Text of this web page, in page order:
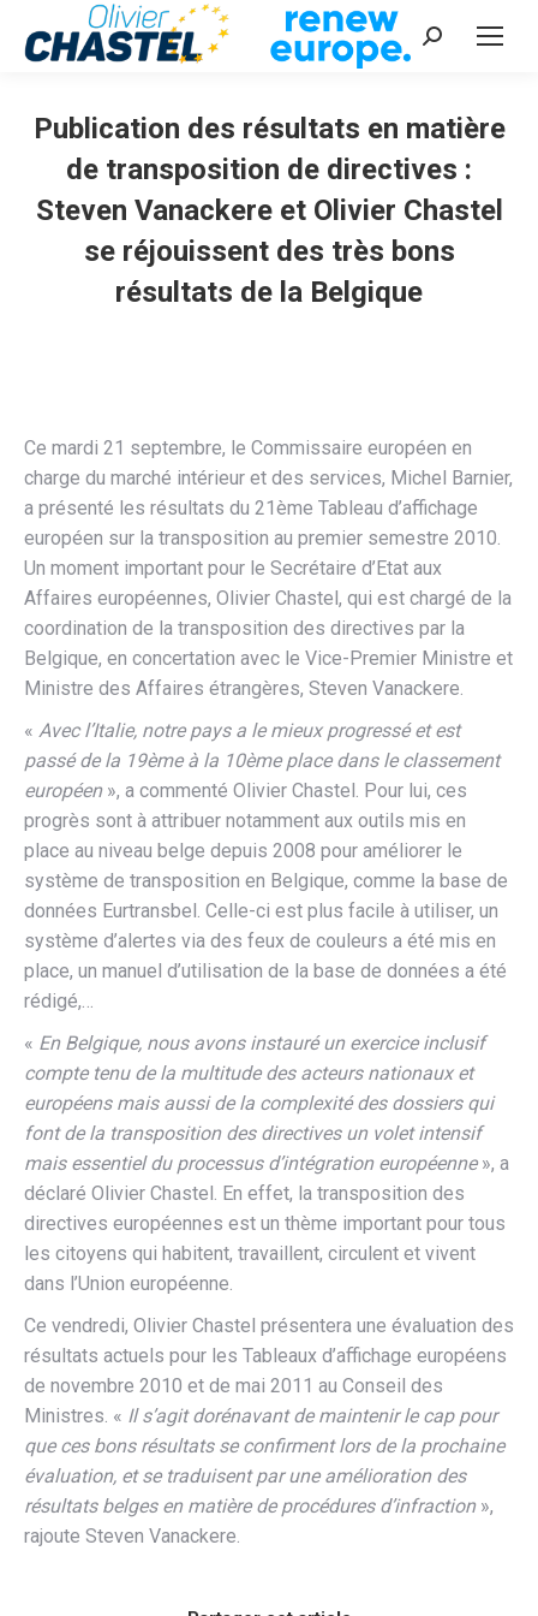
Recherche
Publication des résultats en matière
de transposition de directives :
Steven Vanackere et Olivier Chastel
se réjouissent des très bons
résultats de la Belgique
Ce mardi 21 septembre, le Commissaire européen en
charge du marché intérieur et des services, Michel Barnier,
a présenté les résultats du 21ème Tableau d’affichage
européen sur la transposition au premier semestre 2010.
Un moment important pour le Secrétaire d’Etat aux
Affaires européennes, Olivier Chastel, qui est chargé de la
coordination de la transposition des directives par la
Belgique, en concertation avec le Vice-Premier Ministre et
Ministre des Affaires étrangères, Steven Vanackere.
« Avec l’Italie, notre pays a le mieux progressé et est
passé de la 19ème à la 10ème place dans le classement
européen», a commenté Olivier Chastel. Pour lui, ces
progrès sont à attribuer notamment aux outils mis en
place au niveau belge depuis 2008 pour améliorer le
système de transposition en Belgique, comme la base de
données Eurtransbel. Celle-ci est plus facile à utiliser, un
système d’alertes via des feux de couleurs a été mis en
place, un manuel d’utilisation de la base de données a été
rédigé,…
« En Belgique, nous avons instauré un exercice inclusif
compte tenu de la multitude des acteurs nationaux et
européens mais aussi de la complexité des dossiers qui
font de la transposition des directives un volet intensif
mais essentiel du processus d’intégration européenne», a
déclaré Olivier Chastel. En effet, la transposition des
directives européennes est un thème important pour tous
les citoyens qui habitent, travaillent, circulent et vivent
dans l’Union européenne.
Ce vendredi, Olivier Chastel présentera une évaluation des
résultats actuels pour les Tableaux d’affichage européens
de novembre 2010 et de mai 2011 au Conseil des
Ministres. « Il s’agit dorénavant de maintenir le cap pour
que ces bons résultats se confirment lors de la prochaine
évaluation, et se traduisent par une amélioration des
résultats belges en matière de procédures d’infraction»,
rajoute Steven Vanackere.